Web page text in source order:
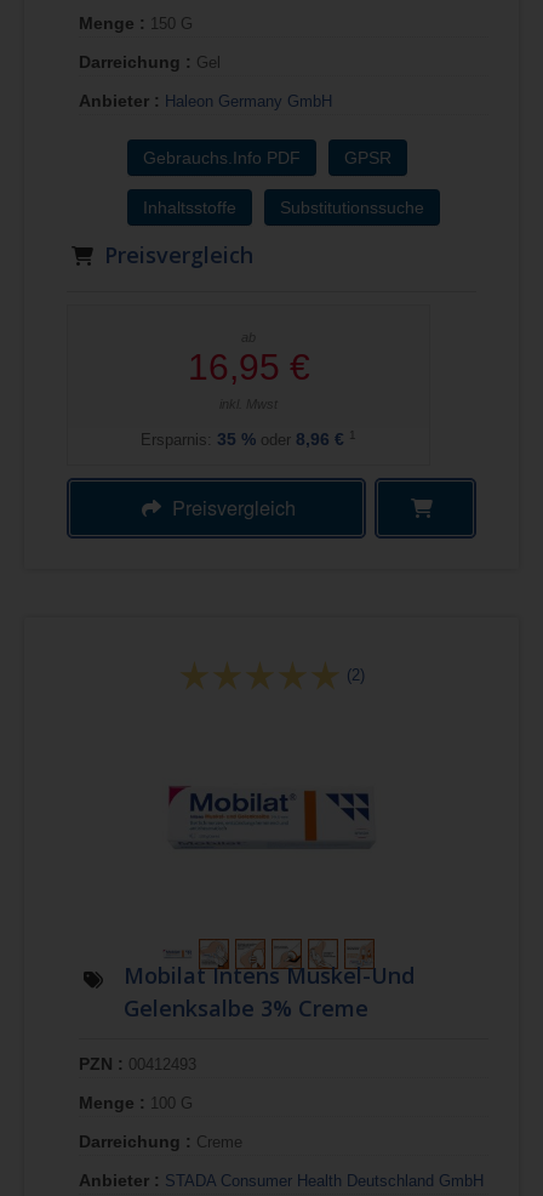
Menge : 150 G
Darreichung : Gel
Anbieter : Haleon Germany GmbH
Gebrauchs.Info PDF GPSR
Inhaltsstoffe Substitutionssuche
Preisvergleich
ab
16,95 €
inkl. Mwst
Ersparnis: 35 % oder 8,96 € 1
Preisvergleich
(2)
Mobilat Intens Muskel-Und
Gelenksalbe 3% Creme
PZN : 00412493
Menge : 100 G
Darreichung : Creme
Anbieter : STADA Consumer Health Deutschland GmbH